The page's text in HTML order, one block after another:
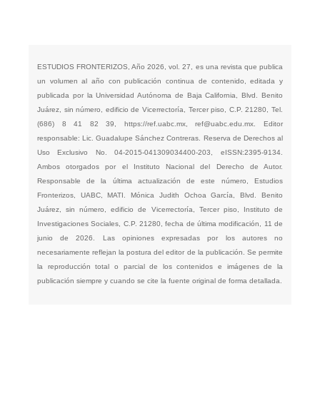
ESTUDIOS FRONTERIZOS, Año 2026, vol. 27, es una revista que publica
un volumen al año con publicación continua de contenido, editada y
publicada por la Universidad Autónoma de Baja California, Blvd. Benito
Juárez, sin número, edificio de Vicerrectoría, Tercer piso, C.P. 21280, Tel.
(686) 8 41 82 39,
https://ref.uabc.mx,ref@uabc.edu.mx. Editor
responsable: Lic. Guadalupe Sánchez Contreras. Reserva de Derechos al
Uso Exclusivo No. 04-2015-041309034400-203, eISSN:2395-9134.
Ambos otorgados por el Instituto Nacional del Derecho de Autor.
Responsable de la última actualización de este número, Estudios
Fronterizos, UABC, MATI. Mónica Judith Ochoa García, Blvd. Benito
Juárez, sin número, edificio de Vicerrectoría, Tercer piso, Instituto de
Investigaciones Sociales, C.P. 21280, fecha de última modificación, 11 de
junio de 2026. Las opiniones expresadas por los autores no
necesariamente reflejan la postura del editor de la publicación. Se permite
la reproducción total o parcial de los contenidos e imágenes de la
publicación siempre y cuando se cite la fuente original de forma detallada.